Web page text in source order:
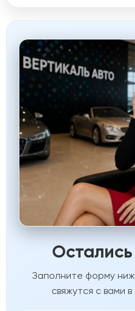
Заполните форму
свяжутся с вами